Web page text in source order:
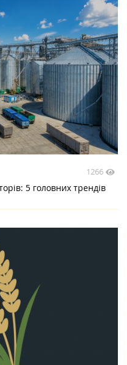
1266
5 головних трендів